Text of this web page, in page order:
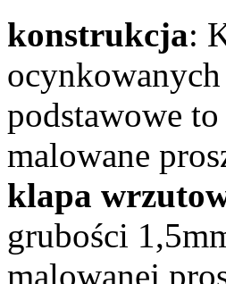
konstrukcja:
podstawowe
malowane
klapa
grubości
malowanej